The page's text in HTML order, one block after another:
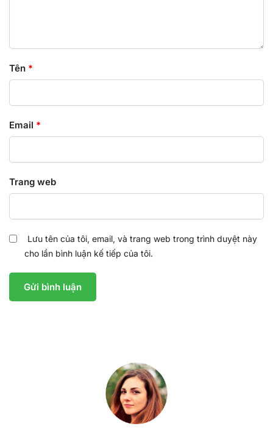
Tên *
Email *
Trang web
Lưu tên của tôi, email, và trang web trong trình duyệt này
cho lần bình luận kế tiếp của tôi.